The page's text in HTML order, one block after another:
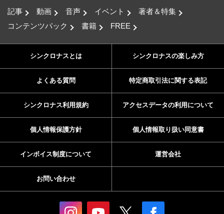
記事 動画 音声 イベント
著者＆特集
コンテンツパック
書籍 FREE
シンクロナスとは シンクロナスの楽しみ方
よくある質問 特定商取引法に関する表記
シンクロナス利用規約 アクセスデータの利用について
個人情報保護方針 個人情報取り扱い同意書
インボイス制度について 運営会社
お問い合わせ